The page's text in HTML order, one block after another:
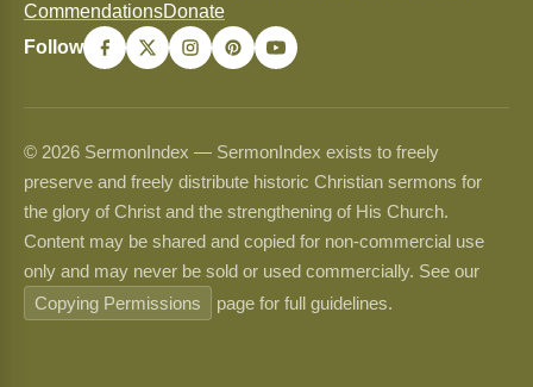
CommendationsDonate
Follow
© 2026 SermonIndex — SermonIndex exists to freely
preserve and freely distribute historic Christian sermons for
the glory of Christ and the strengthening of His Church.
Content may be shared and copied for non-commercial use
only and may never be sold or used commercially. See our
Copying Permissions
page for full guidelines.